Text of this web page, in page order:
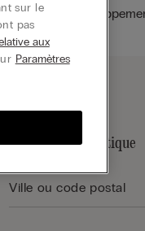
Trouver une boutique
sur le
pas
aux
Paramètres